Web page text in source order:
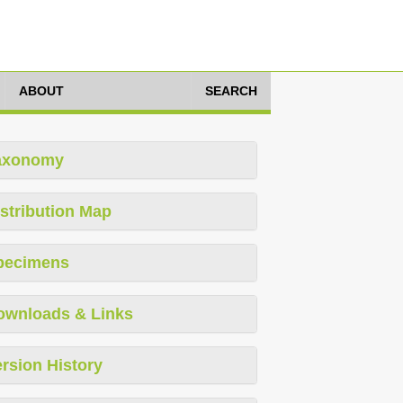
ABOUT SEARCH
Map
& Links
History